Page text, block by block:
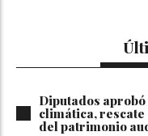
Diputados
climática, rescate
del patrimonio